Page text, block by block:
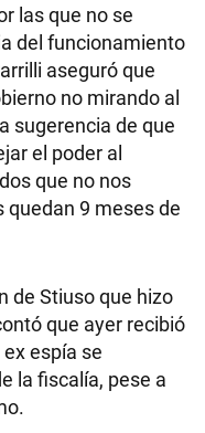
las que no se
del funcionamiento
aseguró que
no mirando al
sugerencia de que
el poder al
que no nos
quedan 9 meses de
de Stiuso que hizo
que ayer recibió
espía se
la fiscalía, pese a